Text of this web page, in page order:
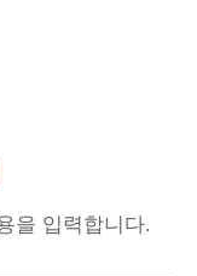
을 입력합니다.